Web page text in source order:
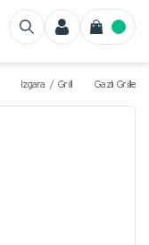
Izgara / Grill Gazlı Griller